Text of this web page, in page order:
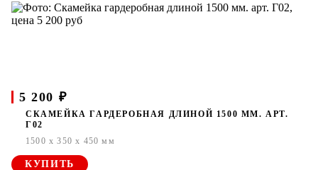
5 200 ₽
СКАМЕЙКА ГАРДЕРОБНАЯ ДЛИНОЙ 1500 ММ. АРТ.
Г02
1500 x 350 x 450 мм
КУПИТЬ